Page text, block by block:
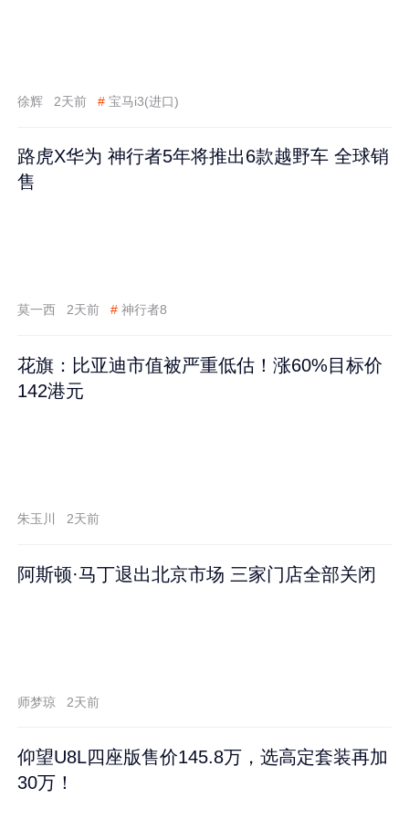
徐辉 2天前 # 宝马i3(进口)
路虎X华为 神行者5年将推出6款越野车 全球销
售
莫一西 2天前 # 神行者8
花旗：比亚迪市值被严重低估！涨60%目标价
142港元
朱玉川 2天前
阿斯顿·马丁退出北京市场 三家门店全部关闭
师梦琼 2天前
仰望U8L四座版售价145.8万，选高定套装再加
30万！